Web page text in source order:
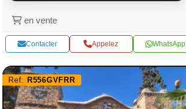
en vente
Contacter Appelez WhatsApp
Ref: R556GVFRR